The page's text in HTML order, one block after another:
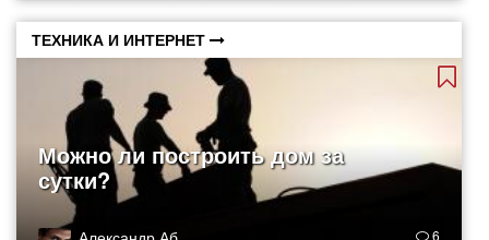
ТЕХНИКА И ИНТЕРНЕТ
Можно ли построить дом за
сутки?
6